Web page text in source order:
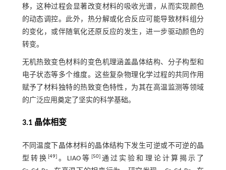
移，这种过程会显著改变材料的吸收光谱，从而实现颜色
的动态调控。此外，热分解或化合反应可能导致材料组分
的变化，或伴随氧化还原反应的发生，进一步驱动颜色的
转变。
无机热致变色材料的变色机理涵盖晶体结构、分子构型和
电子状态等多个维度。这些复杂物理化学过程的共同作用
赋予了材料独特的热致变色特性，为其在高温监测等领域
的广泛应用奠定了坚实的科学基础。
3.1 晶体相变
不同温度下晶体材料的晶体结构下发生可逆或不可逆的晶
型转换[49] 。LIAO等 [50]通过实验和理论计算揭示了